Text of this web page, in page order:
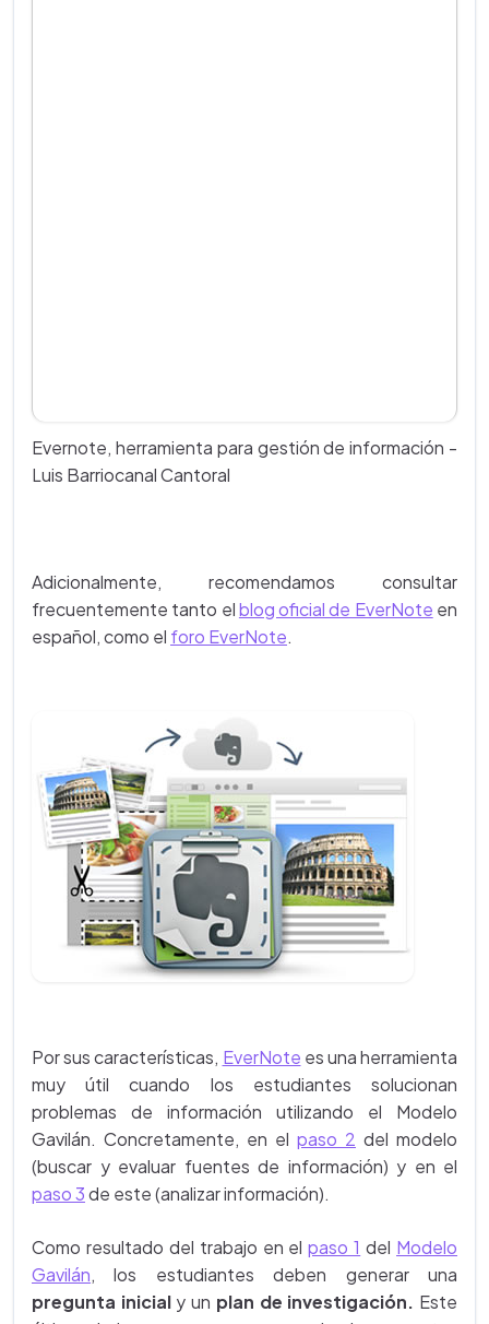
Evernote, herramienta para gestión de información -
Luis Barriocanal Cantoral
Adicionalmente, recomendamos consultar
frecuentemente tanto elblog oficial de EverNote en
español, como el foro EverNote.
Por sus características, EverNote es una herramienta
muy útil cuando los estudiantes solucionan
problemas de información utilizando el Modelo
Gavilán. Concretamente, en el paso 2 del modelo
(buscar y evaluar fuentes de información) y en el
paso 3de este (analizar información).
Como resultado del trabajo en elpaso 1 del Modelo
Gavilán, los estudiantes deben generar una
pregunta inicialy un plan de investigación. Este